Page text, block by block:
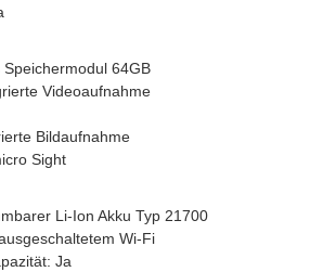
64GB
Videoaufnahme
Bildaufnahme
Sight
Li-Ion Akku Typ 21700
Wi-Fi
Ja